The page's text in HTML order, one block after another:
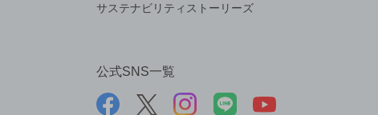
サステナビリティストーリーズ
公式SNS一覧